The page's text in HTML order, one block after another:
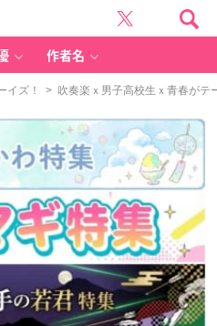
作者名
イズ！ > 吹奏楽ｘ男子高校生ｘ青春がテ